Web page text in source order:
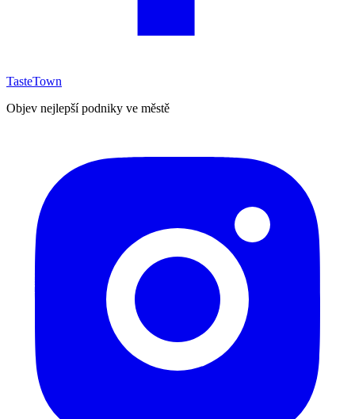
TasteTown
Objev nejlepší podniky ve městě